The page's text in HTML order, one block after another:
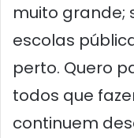
muito grande;
escolas
perto. Quero
todos que
continuem